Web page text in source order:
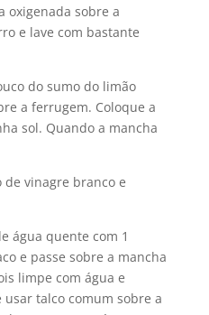
oxigenada sobre a
e lave com bastante
do sumo do limão
a ferrugem. Coloque a
sol. Quando a mancha
de vinagre branco e
água quente com 1
e passe sobre a mancha
limpe com água e
talco comum sobre a